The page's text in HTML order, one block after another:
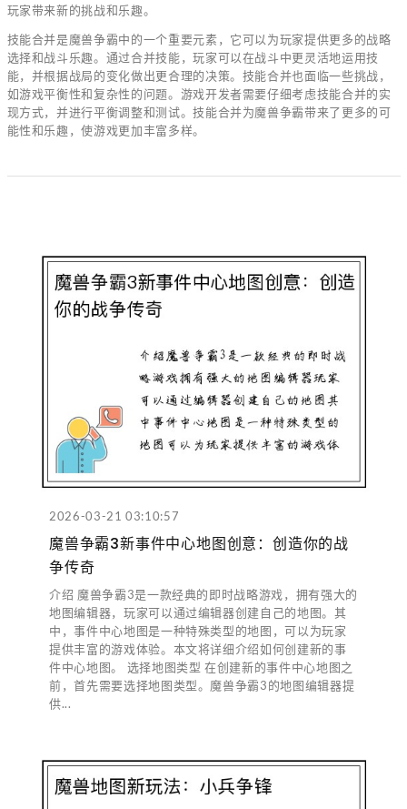
玩家带来新的挑战和乐趣。
技能合并是魔兽争霸中的一个重要元素，它可以为玩家提供更多的战略
选择和战斗乐趣。通过合并技能，玩家可以在战斗中更灵活地运用技
能，并根据战局的变化做出更合理的决策。技能合并也面临一些挑战，
如游戏平衡性和复杂性的问题。游戏开发者需要仔细考虑技能合并的实
现方式，并进行平衡调整和测试。技能合并为魔兽争霸带来了更多的可
能性和乐趣，使游戏更加丰富多样。
2026-03-21 03:10:57
魔兽争霸3新事件中心地图创意：创造你的战
争传奇
介绍 魔兽争霸3是一款经典的即时战略游戏，拥有强大的
地图编辑器，玩家可以通过编辑器创建自己的地图。其
中，事件中心地图是一种特殊类型的地图，可以为玩家
提供丰富的游戏体验。本文将详细介绍如何创建新的事
件中心地图。 选择地图类型 在创建新的事件中心地图之
前，首先需要选择地图类型。魔兽争霸3的地图编辑器提
供...